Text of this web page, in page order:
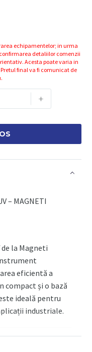
echipamentelor; in urma
detaliilor comenzii
Acesta poate varia in
final va fi comunicat de
+
– MAGNETI
de la Magneti
eficientă a
compact și o bază
ideală pentru
industriale.